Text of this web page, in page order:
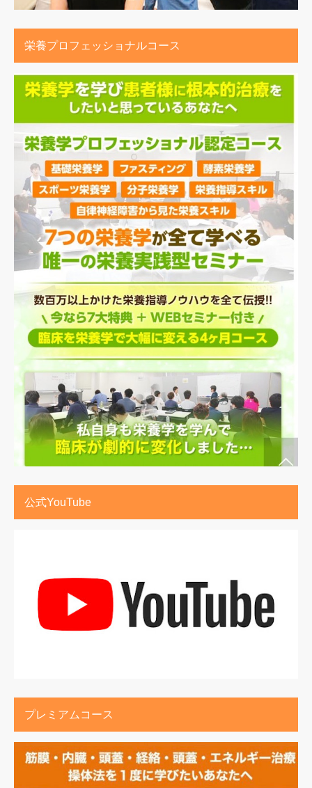
栄養プロフェッショナルコース
公式YouTube
プレミアムコース